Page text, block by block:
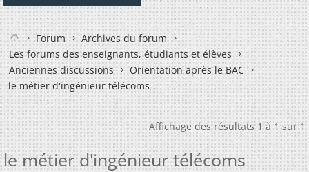
Forum
Archives du forum
Les forums des enseignants, étudiants et élèves
Anciennes discussions
Orientation après le BAC
le métier d'ingénieur télécoms
Affichage des résultats 1 à 1 sur 1
le métier d'ingénieur télécoms